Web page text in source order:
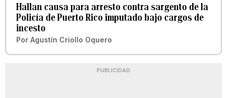
Hallan causa para arresto contra sargento de la
Policía de Puerto Rico imputado bajo cargos de
incesto
Por Agustín Criollo Oquero
PUBLICIDAD